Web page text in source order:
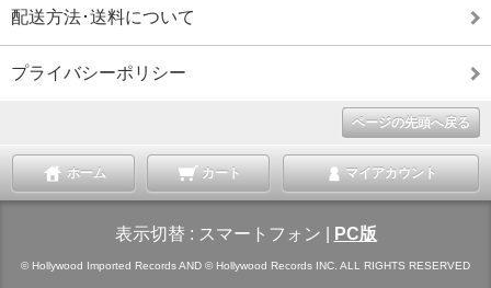
配送方法･送料について
プライバシーポリシー
ページの先頭へ戻る
ホーム カート マイアカウント
表示切替 : スマートフォン PC版
© Hollywood Imported Records AND © Hollywood Records INC. ALL RIGHTS RESERVED